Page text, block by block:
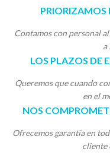
PRIORIZAMOS
Contamos con personal
a
LOS PLAZOS DE
Queremos que cuando
en el
NOS
Ofrecemos garantía en
cliente